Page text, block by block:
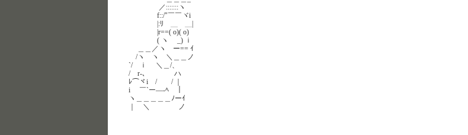
／:::::::ヽ
f::/"￣￣ヾi
|:ﾘ ＿ ＿|
|r==( o)( o)
( ヽ _) ｉ
＿＿／ヽ ー== ｲ
/ヽ ヽ ＼＿＿ノ
`/ ｉ ＼＿/、
/ r-､ ハ
ﾚ⌒ヾi / / ｜
i ￣`ー―-ﾍ ｜
ヽ＿＿＿＿＿ﾉーｲ
｜ ＼ ノ